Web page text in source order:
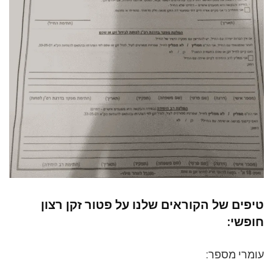
טיפים של הקוראים שלנו על פטור זקן רצון
חופשי:
עומרי מספר: